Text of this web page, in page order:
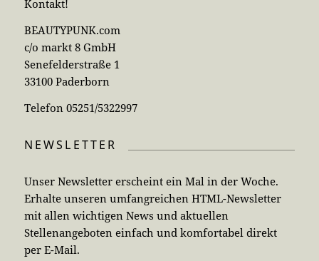
Kontakt!
BEAUTYPUNK.com
c/o markt 8 GmbH
Senefelderstraße 1
33100 Paderborn
Telefon 05251/5322997
NEWSLETTER
Unser Newsletter erscheint ein Mal in der Woche.
Erhalte unseren umfangreichen HTML-Newsletter
mit allen wichtigen News und aktuellen
Stellenangeboten einfach und komfortabel direkt
per E-Mail.